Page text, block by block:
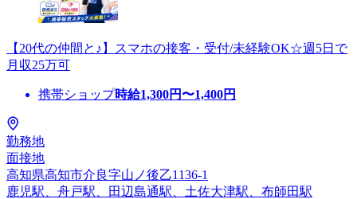
【20代の仲間と♪】スマホの接客・受付/未経験OK☆週5日で
月収25万可
携帯ショップ時給1,300円〜1,400円
勤務地
面接地
高知県高知市介良字山ノ後乙1136-1
鹿児駅、舟戸駅、田辺島通駅、土佐大津駅、布師田駅